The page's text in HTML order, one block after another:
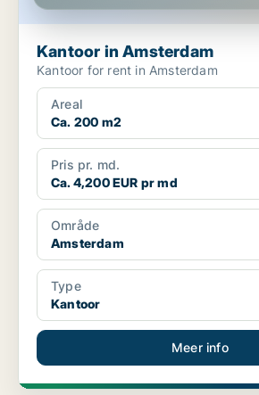
Kantoor in Amsterdam
Kantoor for rent in Amsterdam
Areal
Ca. 200 m2
Pris pr. md.
Ca. 4,200 EUR pr md
Område
Amsterdam
Type
Kantoor
Meer info